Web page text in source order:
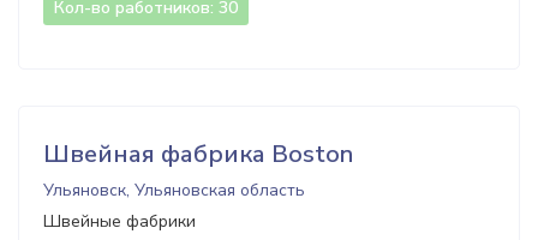
Кол-во работников: 30
Швейная фабрика Boston
Ульяновск, Ульяновская область
Швейные фабрики